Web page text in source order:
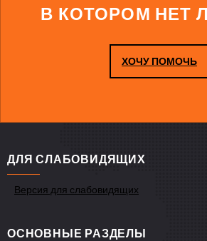
В КОТОРОМ НЕТ
ХОЧУ ПОМОЧЬ
ДЛЯ СЛАБОВИДЯЩИХ
Версия для слабовидящих
ОСНОВНЫЕ РАЗДЕЛЫ